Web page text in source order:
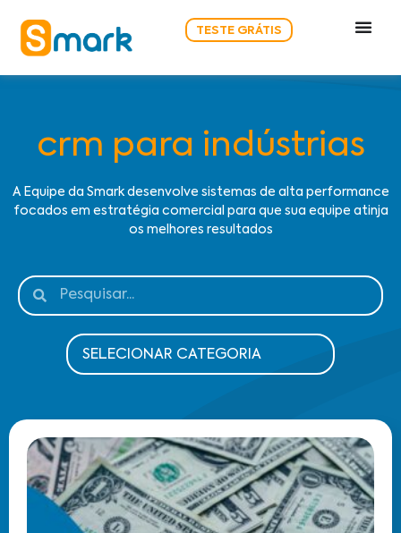
TESTE GRÁTIS
crm para indústrias
A Equipe da Smark desenvolve sistemas de alta performance
focados em estratégia comercial para que sua equipe atinja
os melhores resultados